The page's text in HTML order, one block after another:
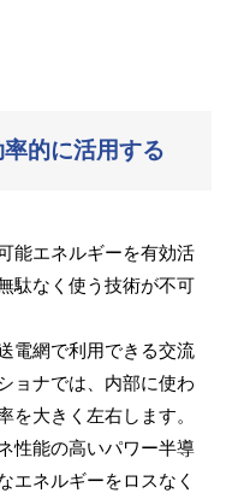
的に活用する
能エネルギーを有効活
駄なく使う技術が不可
電網で利用できる交流
ョナでは、内部に使わ
を大きく左右します。
性能の高いパワー半導
エネルギーをロスなく